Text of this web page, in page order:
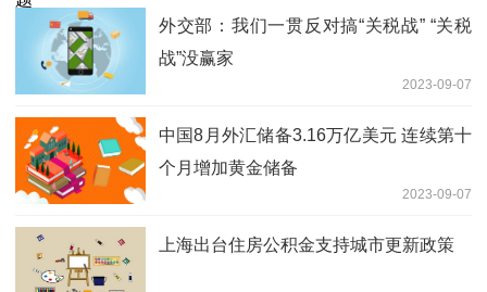
外交部：我们一贯反对搞“关税战” “关税
战”没赢家
2023-09-07
中国8月外汇储备3.16万亿美元 连续第十
个月增加黄金储备
2023-09-07
上海出台住房公积金支持城市更新政策